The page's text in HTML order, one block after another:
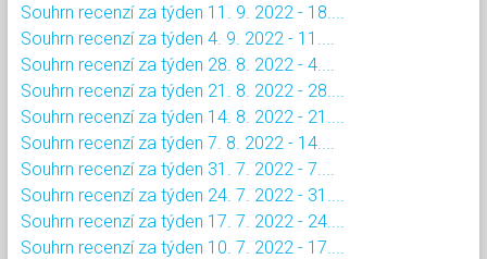
Souhrn recenzí za týden 11. 9. 2022 - 18....
Souhrn recenzí za týden 4. 9. 2022 - 11....
Souhrn recenzí za týden 28. 8. 2022 - 4....
Souhrn recenzí za týden 21. 8. 2022 - 28....
Souhrn recenzí za týden 14. 8. 2022 - 21....
Souhrn recenzí za týden 7. 8. 2022 - 14....
Souhrn recenzí za týden 31. 7. 2022 - 7....
Souhrn recenzí za týden 24. 7. 2022 - 31....
Souhrn recenzí za týden 17. 7. 2022 - 24....
Souhrn recenzí za týden 10. 7. 2022 - 17....